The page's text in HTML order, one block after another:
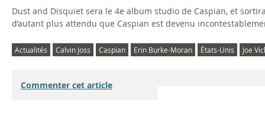
Dust and Disquiet sera le 4e album studio de Caspian, et
d’autant plus attendu que Caspian est devenu
Actualités Calvin Joss Caspian Erin Burke-Moran États-Unis Joe
Commenter cet article